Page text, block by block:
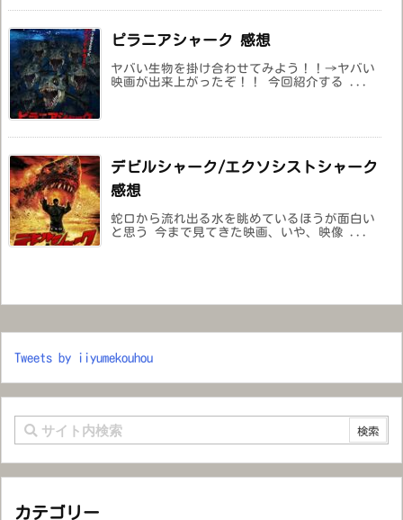
ピラニアシャーク 感想
ヤバい生物を掛け合わせてみよう！！→ヤバい
映画が出来上がったぞ！！ 今回紹介する ...
デビルシャーク/エクソシストシャーク
感想
蛇口から流れ出る水を眺めているほうが面白い
と思う 今まで見てきた映画、いや、映像 ...
Tweets by iiyumekouhou
カテゴリー